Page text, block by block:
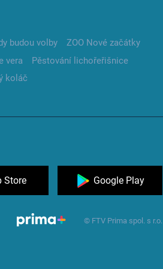
budou volby
ZOO Nové začátky
vera
Pěstování lichořeřišnice
koláč
Store Google Play
© FTV Prima spol. s r.o.